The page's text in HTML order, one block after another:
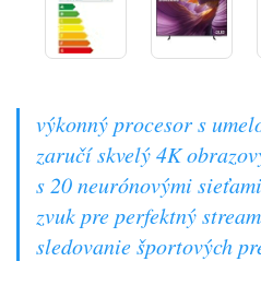
výkonný procesor s
zaručí skvelý 4K
s 20 neurónovými
zvuk pre perfektný
sledovanie športových